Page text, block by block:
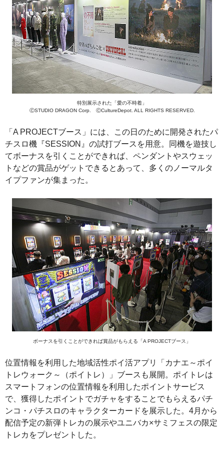
特別展示された「愛の不時着」
ⒸSTUDIO DRAGON Corp. ⒸCultureDepot. ALL RIGHTS RESERVED.
「A PROJECTブース」には、この日のために開発されたパ
チスロ機『SESSION』の試打ブースを用意。同機を遊技し
てボーナスを引くことができれば、ペンダントやスウェッ
トなどの賞品がゲットできるとあって、多くのノーマルタ
イプファンが集まった。
ボーナスを引くことができれば賞品がもらえる「A PROJECTブース」
位置情報を利用した地域活性ポイ活アプリ「カナエ～ポイ
トレウォーク～（ポイトレ）」ブースも展開。ポイトレは
スマートフォンの位置情報を利用したポイントサービス
で、獲得したポイントでガチャをすることでもらえるパチ
ンコ・パチスロのキャラクターカードを展示した。4月から
配信予定の新弾トレカの展示やユニバカ×サミフェスの限定
トレカをプレゼントした。